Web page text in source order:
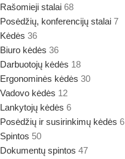
Rašomieji stalai 68
Posėdžių, konferencijų stalai 7
Kėdės 36
Biuro kėdės 36
Darbuotojų kėdės 18
Ergonominės kėdės 30
Vadovo kėdės 12
Lankytojų kėdės 6
Posėdžių ir susirinkimų kėdės 6
Spintos 50
Dokumentų spintos 47